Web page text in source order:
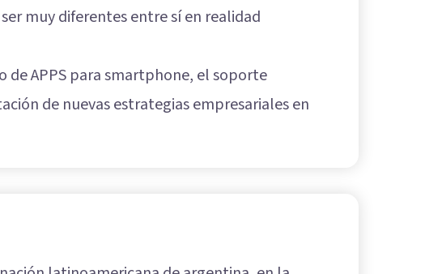
muy diferentes entre sí en realidad
APPS para smartphone, el soporte
de nuevas estrategias empresariales en